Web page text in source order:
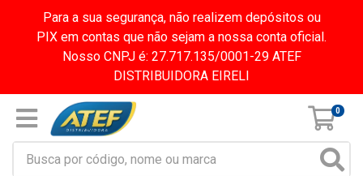
Para a sua segurança, não realizem depósitos ou
PIX em contas que não sejam a nossa conta oficial.
Nosso CNPJ é: 27.717.135/0001-29 ATEF
DISTRIBUIDORA EIRELI
0